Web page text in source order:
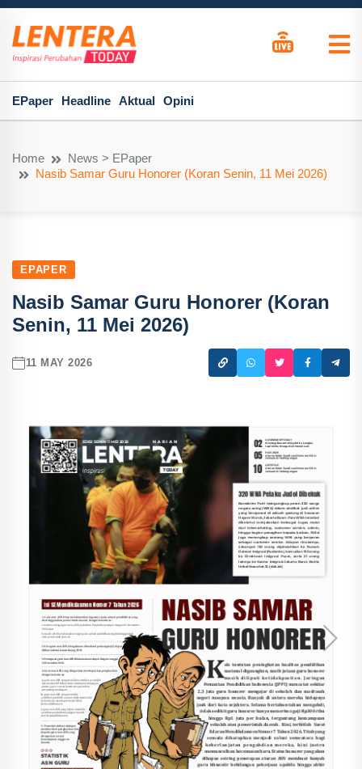
EPaper Headline Aktual Opini
Home
News > EPaper
Nasib Samar Guru Honorer (Koran Senin, 11 Mei 2026)
EPAPER
Nasib Samar Guru Honorer (Koran
Senin, 11 Mei 2026)
11 MAY 2026